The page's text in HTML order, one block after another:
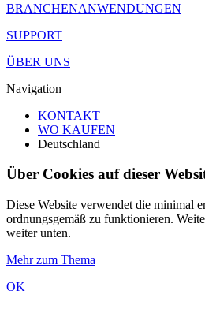
BRANCHENANWENDUNGEN
SUPPORT
ÜBER UNS
Navigation
KONTAKT
WO KAUFEN
Deutschland
Über Cookies auf dieser
Diese Website verwendet die minimal
ordnungsgemäß zu funktionieren.
weiter unten.
Mehr zum Thema
OK